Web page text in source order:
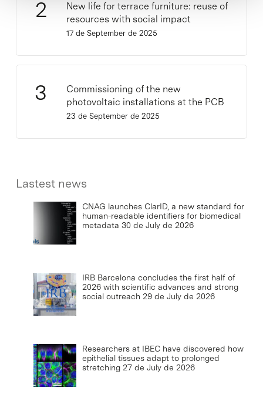
New life for terrace furniture: reuse of
resources with social impact
17 de September de 2025
Commissioning of the new
photovoltaic installations at the PCB
23 de September de 2025
Lastest news
CNAG launches ClarID, a new standard for
human-readable identifiers for biomedical
metadata 30 de July de 2026
IRB Barcelona concludes the first half of
2026 with scientific advances and strong
social outreach 29 de July de 2026
Researchers at IBEC have discovered how
epithelial tissues adapt to prolonged
stretching 27 de July de 2026